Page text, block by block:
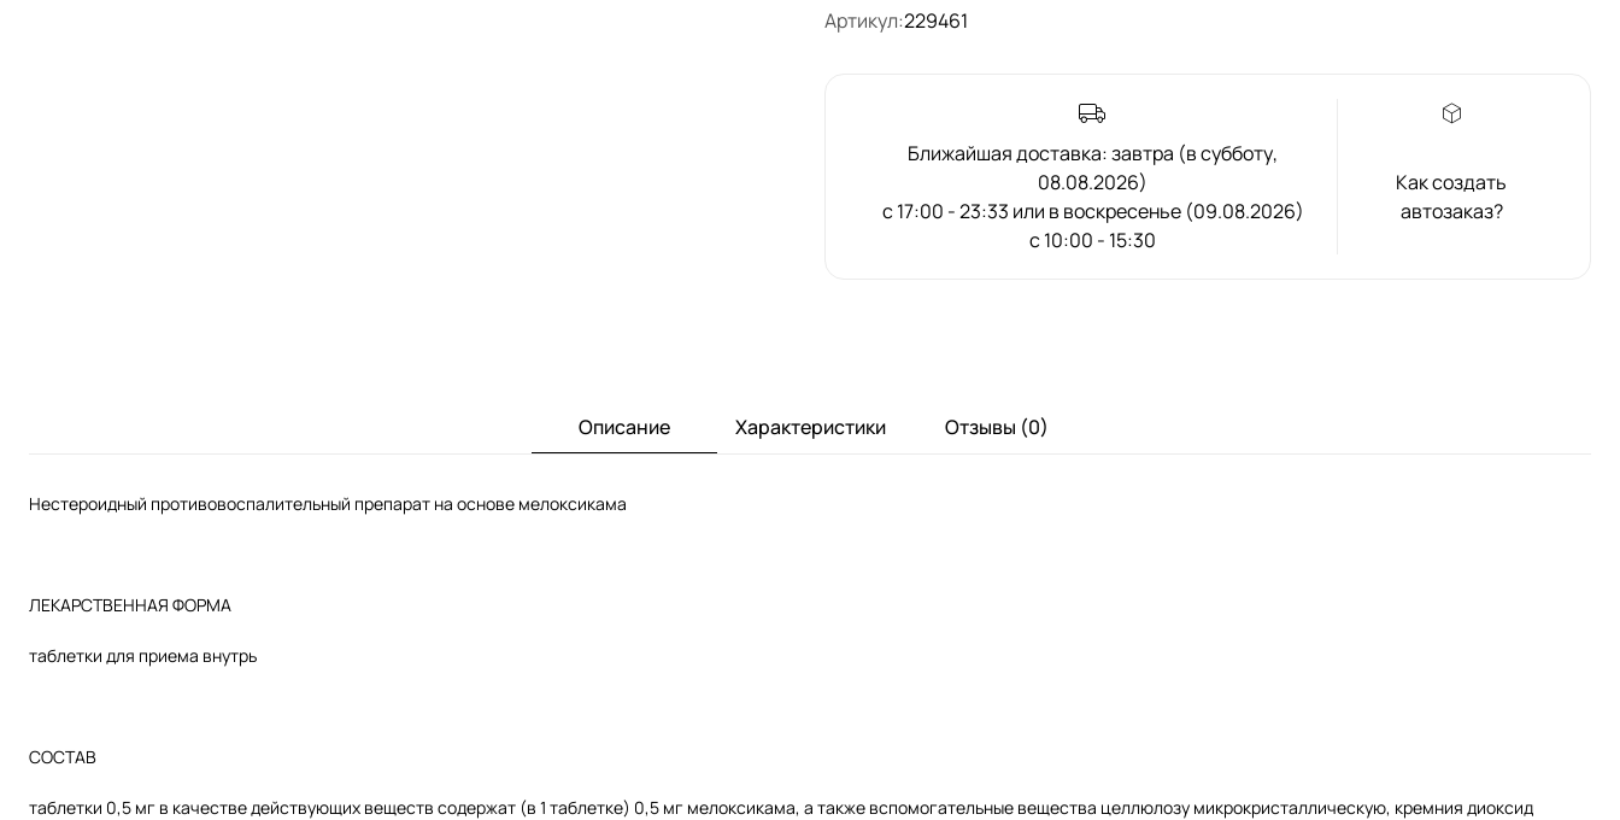
Артикул:229461
Ближайшая доставка: завтра (в субботу,
08.08.2026)
с 17:00 - 23:33 или в воскресенье (09.08.2026)
с 10:00 - 15:30
Как создать
автозаказ?
Описание Характеристики Отзывы (0)
Нестероидный противовоспалительный препарат на основе мелоксикама
ЛЕКАРСТВЕННАЯ ФОРМА
таблетки для приема внутрь
СОСТАВ
таблетки 0,5 мг в качестве действующих веществ содержат (в 1 таблетке) 0,5 мг мелоксикама, а также вспомогательные вещества целлюлозу микрокристаллическую, кремния диоксид